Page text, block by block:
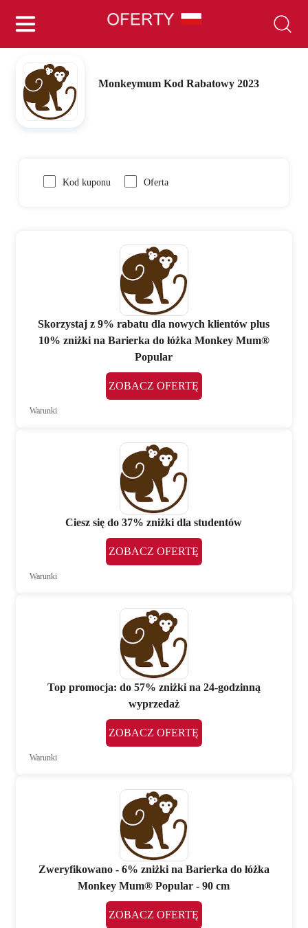
Monkeymum Kod Rabatowy 2023
Kod kuponu Oferta
Skorzystaj z 9% rabatu dla nowych klientów plus
10% zniżki na Barierka do łóżka Monkey Mum®
Popular
ZOBACZ OFERTĘ
Warunki
Ciesz się do 37% zniżki dla studentów
ZOBACZ OFERTĘ
Warunki
Top promocja: do 57% zniżki na 24-godzinną
wyprzedaż
ZOBACZ OFERTĘ
Warunki
Zweryfikowano - 6% zniżki na Barierka do łóżka
Monkey Mum® Popular - 90 cm
ZOBACZ OFERTĘ